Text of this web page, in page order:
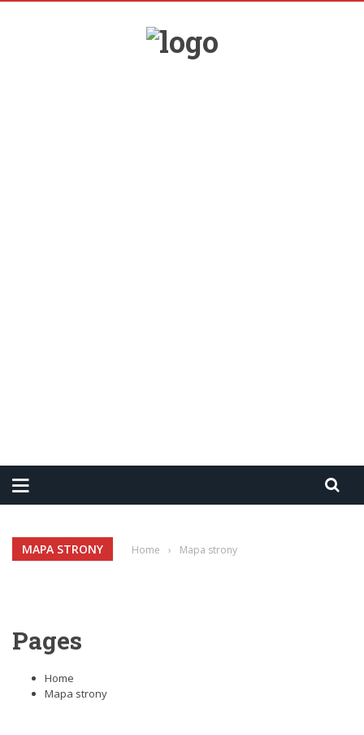
MAPA STRONY Home › Mapa strony
Pages
Home
Mapa strony